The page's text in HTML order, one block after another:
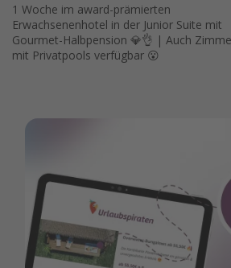
1 Woche im award-prämierten
Erwachsenenhotel in der Junior Suite mit
Gourmet-Halbpension 💎👌 | Auch
mit Privatpools verfügbar 😮